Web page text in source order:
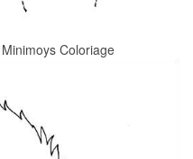
Coloriage